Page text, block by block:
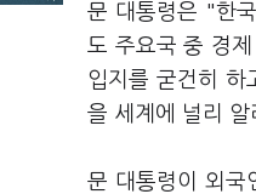
문 대통령은 "한
도 주요국 중 경
입지를 굳건히 하
을 세계에 널리
문 대통령이 외국